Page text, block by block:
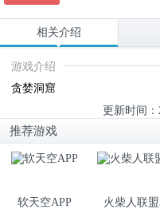
相关介绍
游戏介绍
贪婪洞窟
更新时间：
推荐游戏
软天空APP 火柴人联